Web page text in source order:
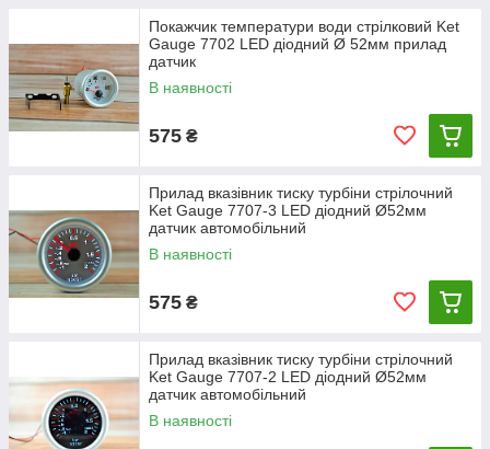
Покажчик температури води стрілковий Ket
Gauge 7702 LED діодний Ø 52мм прилад
датчик
В наявності
575 ₴
Прилад вказівник тиску турбіни стрілочний
Ket Gauge 7707-3 LED діодний Ø52мм
датчик автомобільний
В наявності
575 ₴
Прилад вказівник тиску турбіни стрілочний
Ket Gauge 7707-2 LED діодний Ø52мм
датчик автомобільний
В наявності